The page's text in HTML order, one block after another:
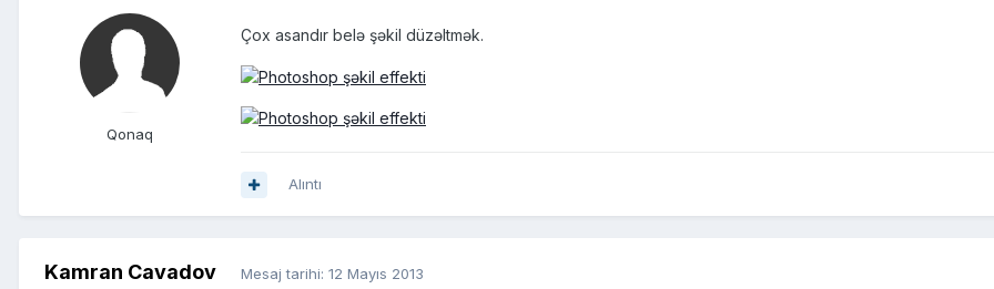
Qonaq
Çox asandır belə şəkil düzəltmək.
Alıntı
Kamran Cavadov Mesaj tarihi: 12 Mayıs 2013